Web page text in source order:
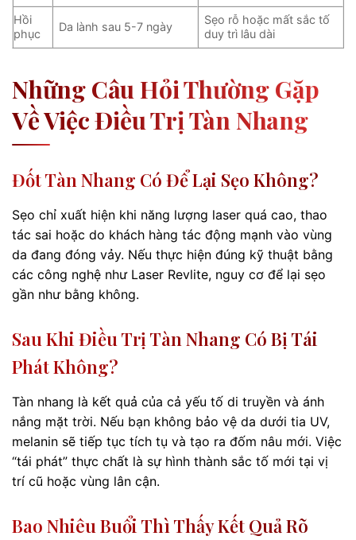
Hồi
phục
Da lành sau 5-7 ngày
Sẹo rỗ hoặc mất sắc tố
duy trì lâu dài
Những Câu Hỏi Thường Gặp
Về Việc Điều Trị Tàn Nhang
Đốt Tàn Nhang Có Để Lại Sẹo Không?
Sẹo chỉ xuất hiện khi năng lượng laser quá cao, thao
tác sai hoặc do khách hàng tác động mạnh vào vùng
da đang đóng vảy. Nếu thực hiện đúng kỹ thuật bằng
các công nghệ như Laser Revlite, nguy cơ để lại sẹo
gần như bằng không.
Sau Khi Điều Trị Tàn Nhang Có Bị Tái
Phát Không?
Tàn nhang là kết quả của cả yếu tố di truyền và ánh
nắng mặt trời. Nếu bạn không bảo vệ da dưới tia UV,
melanin sẽ tiếp tục tích tụ và tạo ra đốm nâu mới. Việc
“tái phát” thực chất là sự hình thành sắc tố mới tại vị
trí cũ hoặc vùng lân cận.
Bao Nhiêu Buổi Thì Thấy Kết Quả Rõ